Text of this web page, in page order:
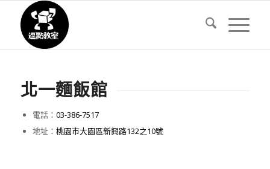
北一麵飯館
電話： 03-386-7517
地址： 桃園市大園區新興路132之10號